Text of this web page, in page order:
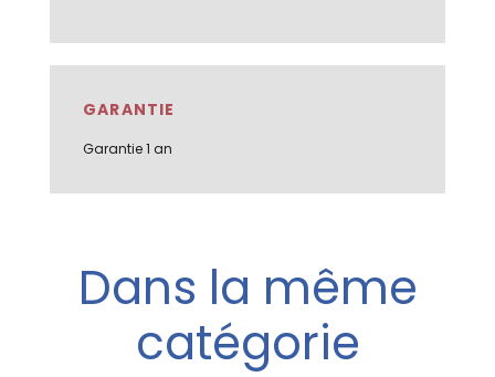
GARANTIE
Garantie 1 an
Dans la même
catégorie